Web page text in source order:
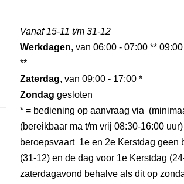
Vanaf 15-11 t/m 31-12
Werkdagen, van 06:00 - 07:00 **
**
Zaterdag, van 09:00 - 17:00 *
Zondag gesloten
* = bediening op aanvraag via
(bereikbaar ma t/m vrij 08:30-16:00
beroepsvaart 1e en 2e Kerstdag geen
(31-12) en de dag voor 1e Kerstdag
zaterdagavond behalve als dit op